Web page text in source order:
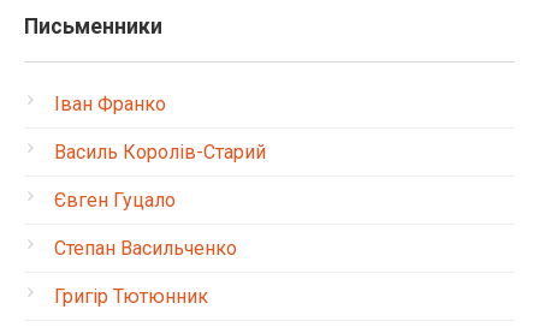
Письменники
Іван Франко
Василь Королів-Старий
Євген Гуцало
Степан Васильченко
Григір Тютюнник